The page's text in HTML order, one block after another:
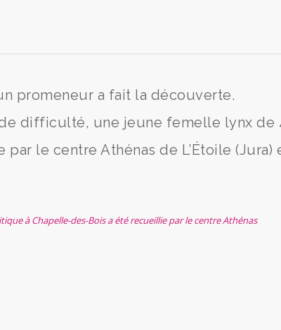
promeneur a fait la découverte.
difficulté, une jeune femelle lynx de
le centre Athénas de L’Étoile (Jura)
à Chapelle-des-Bois a été recueillie par le centre Athénas